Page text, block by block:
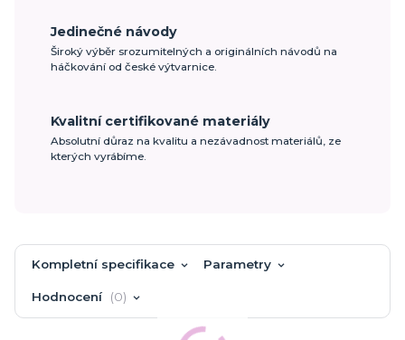
Jedinečné návody
Široký výběr srozumitelných a originálních návodů na
háčkování od české výtvarnice.
Kvalitní certifikované materiály
Absolutní důraz na kvalitu a nezávadnost materiálů, ze
kterých vyrábíme.
Kompletní specifikace Parametry
Hodnocení 0